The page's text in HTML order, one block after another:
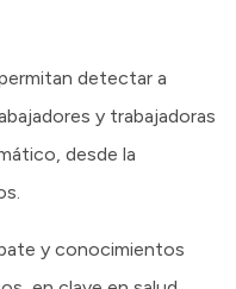
detectar a
y trabajadoras
desde la
y conocimientos